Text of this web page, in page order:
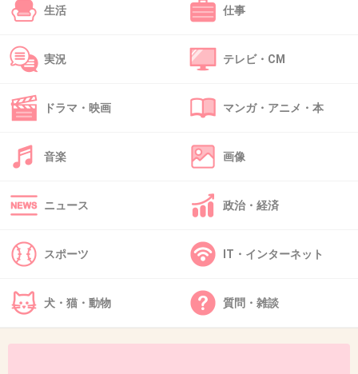
ことだと思う。
37. 匿名 2013/06/20(木) 14:40:23
手より顔が怖い・・・・
+46
生活 仕事
実況 テレビ・CM
ドラマ・映画 マンガ・アニメ・本
音楽 画像
ニュース 政治・経済
スポーツ IT・インターネット
犬・猫・動物 質問・雑談